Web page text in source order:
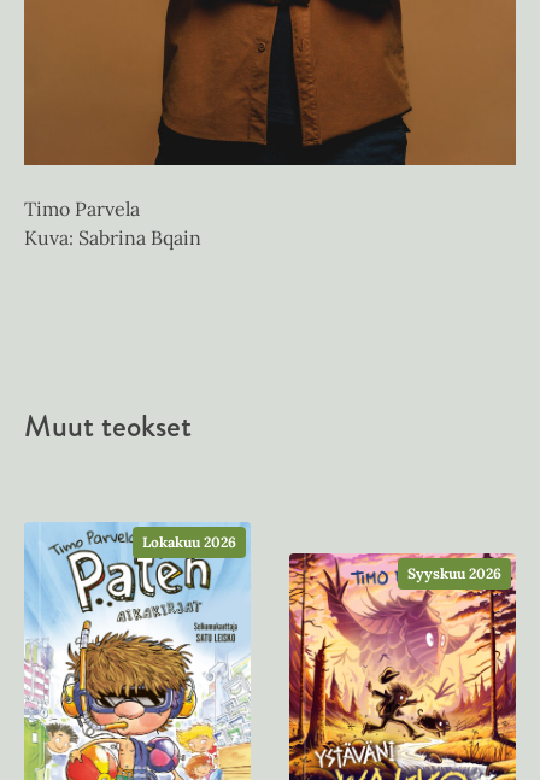
Timo Parvela
Kuva: Sabrina Bqain
Muut teokset
Lokakuu 2026
Syyskuu 2026